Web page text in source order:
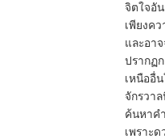
จิตใจอั
เพียงค
และอา
ปรากฏ
เหนืออื่
จักรวา
ค้นหาค
เพราะ